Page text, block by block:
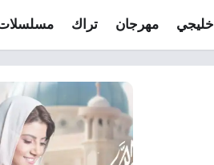
خليجي مهرجان تراك